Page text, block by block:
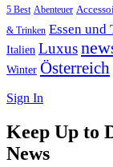
5 Best Abenteuer
& Trinken Essen und
Italien Luxus
Winter Österreich
Sign In
Keep Up to
News